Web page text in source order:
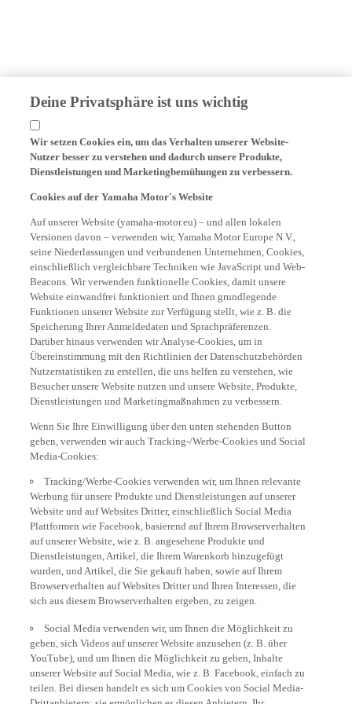
Deine Privatsphäre ist uns wichtig
Wir setzen Cookies ein, um das Verhalten unserer Website-
Nutzer besser zu verstehen und dadurch unsere Produkte,
Dienstleistungen und Marketingbemühungen zu verbessern.
Cookies auf der Yamaha Motor's Website
Auf unserer Website (yamaha-motor.eu) – und allen lokalen
Versionen davon – verwenden wir, Yamaha Motor Europe N.V.,
seine Niederlassungen und verbundenen Unternehmen, Cookies,
einschließlich vergleichbare Techniken wie JavaScript und Web-
Beacons. Wir verwenden funktionelle Cookies, damit unsere
Website einwandfrei funktioniert und Ihnen grundlegende
Funktionen unserer Website zur Verfügung stellt, wie z. B. die
Speicherung Ihrer Anmeldedaten und Sprachpräferenzen.
Darüber hinaus verwenden wir Analyse-Cookies, um in
Übereinstimmung mit den Richtlinien der Datenschutzbehörden
Nutzerstatistiken zu erstellen, die uns helfen zu verstehen, wie
Besucher unsere Website nutzen und unsere Website, Produkte,
Dienstleistungen und Marketingmaßnahmen zu verbessern.
Wenn Sie Ihre Einwilligung über den unten stehenden Button
geben, verwenden wir auch Tracking-/Werbe-Cookies und Social
Media-Cookies:
Tracking/Werbe-Cookies verwenden wir, um Ihnen relevante
Werbung für unsere Produkte und Dienstleistungen auf unserer
Website und auf Websites Dritter, einschließlich Social Media
Plattformen wie Facebook, basierend auf Ihrem Browserverhalten
auf unserer Website, wie z. B. angesehene Produkte und
Dienstleistungen, Artikel, die Ihrem Warenkorb hinzugefügt
wurden, und Artikel, die Sie gekauft haben, sowie auf Ihrem
Browserverhalten auf Websites Dritter und Ihren Interessen, die
sich aus diesem Browserverhalten ergeben, zu zeigen.
Social Media verwenden wir, um Ihnen die Möglichkeit zu
geben, sich Videos auf unserer Website anzusehen (z. B. über
YouTube), und um Ihnen die Möglichkeit zu geben, Inhalte
unserer Website auf Social Media, wie z. B. Facebook, einfach zu
teilen. Bei diesen handelt es sich um Cookies von Social Media-
Drittanbietern; sie ermöglichen es diesen Anbietern, Ihr